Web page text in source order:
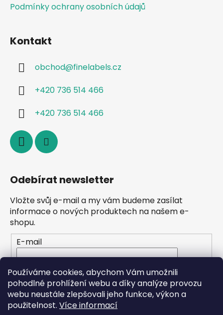
Používáme cookies, abychom Vám umožnili
pohodlné prohlížení webu a díky analýze provozu
webu neustále zlepšovali jeho funkce, výkon a
použitelnost. Více informací
Podmínky ochrany osobních údajů
Kontakt
obchod@finelabels.cz
+420 736 514 466
+420 736 514 466
Odebírat newsletter
Vložte svůj e-mail a my vám budeme zasílat
informace o nových produktech na našem e-
shopu.
E-mail
Vložením e-mailu souhlasíte s podmínkami
ochrany osobních údajů
PŘIHLÁSIT SE